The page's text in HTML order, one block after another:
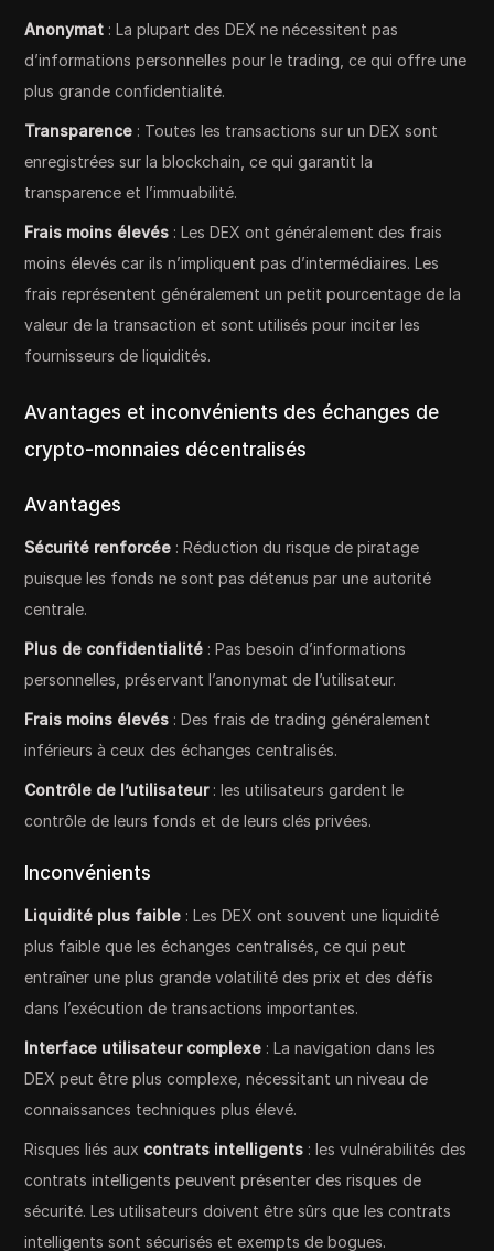
Anonymat : La plupart des DEX ne nécessitent pas
d’informations personnelles pour le trading, ce qui offre une
plus grande confidentialité.
Transparence : Toutes les transactions sur un DEX sont
enregistrées sur la blockchain, ce qui garantit la
transparence et l’immuabilité.
Frais moins élevés : Les DEX ont généralement des frais
moins élevés car ils n’impliquent pas d’intermédiaires. Les
frais représentent généralement un petit pourcentage de la
valeur de la transaction et sont utilisés pour inciter les
fournisseurs de liquidités.
Avantages et inconvénients des échanges de
crypto-monnaies décentralisés
Avantages
Sécurité renforcée : Réduction du risque de piratage
puisque les fonds ne sont pas détenus par une autorité
centrale.
Plus de confidentialité : Pas besoin d’informations
personnelles, préservant l’anonymat de l’utilisateur.
Frais moins élevés : Des frais de trading généralement
inférieurs à ceux des échanges centralisés.
Contrôle de l’utilisateur: les utilisateurs gardent le
contrôle de leurs fonds et de leurs clés privées.
Inconvénients
Liquidité plus faible : Les DEX ont souvent une liquidité
plus faible que les échanges centralisés, ce qui peut
entraîner une plus grande volatilité des prix et des défis
dans l’exécution de transactions importantes.
Interface utilisateur complexe : La navigation dans les
DEX peut être plus complexe, nécessitant un niveau de
connaissances techniques plus élevé.
Risques liés aux contrats intelligents : les vulnérabilités des
contrats intelligents peuvent présenter des risques de
sécurité. Les utilisateurs doivent être sûrs que les contrats
intelligents sont sécurisés et exempts de bogues.